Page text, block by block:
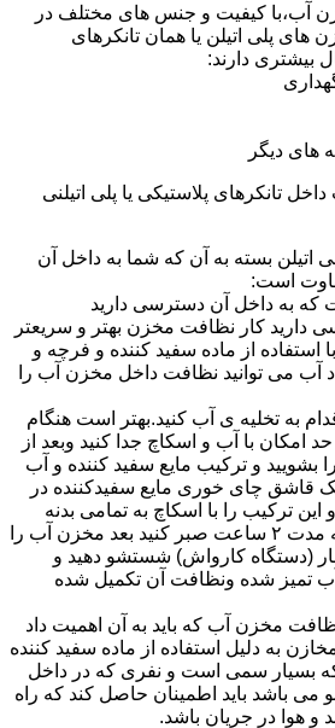
آب،با کیفیت و جنس های مختلف در
های پلی اتیلن یا همان تانکرهای
بیشتری دارند:
های دیگر
تانکرهای پلاستیکی یا پلی اتیلنی
بسته به آن که شما به داخل آن
است:
به داخل آن دسترسی دارید
دارید کار نظافت مخزن بهتر و سریعتر
از ماده سفید کننده و فرچه و
آب می توانید نظافت داخل مخزن آب را
به تخلیه ی آب کنید.بهتر است هنگام
امکان با آب و اسکاچ جدا کنید وبعد از
بشویید و ترکیب مایع سفید کننده و آب
قاشق چای خوری مایع سفیدکننده در
و این ترکیب را با اسکاچ به تمامی بدنه
مخزن آّب آغشته کنید و به مدت ۲ ساعت صبر کنید بعد مخزن آب را
(دستگاه کارواش) شستشو دهید و
آب تمیز شده ونظافت آن تکمیل شده
مخزن آب که باید به آن اهمیت داد
به دلیل استفاده از ماده سفید کننده
که بسیار سمی است و نفری که در داخل
باشد باید اطمینان حاصل کند که راه
و هوا در جریان باشد.